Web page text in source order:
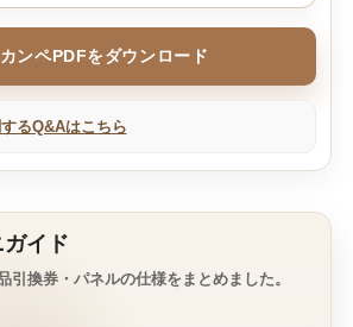
ンペPDFをダウンロード
るQ&Aはこちら
イド
引換券・パネルの仕様をまとめました。